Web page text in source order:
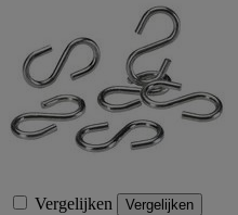
Vergelijken Vergelijken